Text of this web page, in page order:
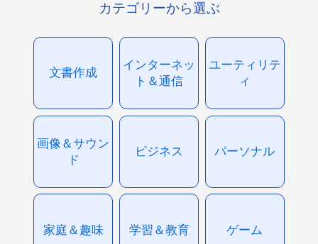
カテゴリーから選ぶ
文書作成
インターネッ
ト＆通信
ユーティリテ
ィ
画像＆サウン
ド
ビジネス パーソナル
家庭＆趣味 学習＆教育 ゲーム